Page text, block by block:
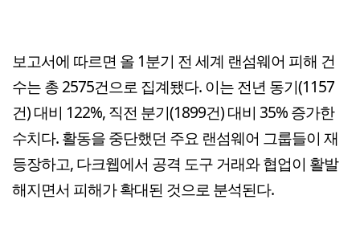
보고서에 따르면 올 1분기 전 세계 랜섬웨어 피해 건
수는 총 2575건으로 집계됐다. 이는 전년 동기(1157
건) 대비 122%, 직전 분기(1899건) 대비 35% 증가한
수치다. 활동을 중단했던 주요 랜섬웨어 그룹들이 재
등장하고, 다크웹에서 공격 도구 거래와 협업이 활발
해지면서 피해가 확대된 것으로 분석된다.